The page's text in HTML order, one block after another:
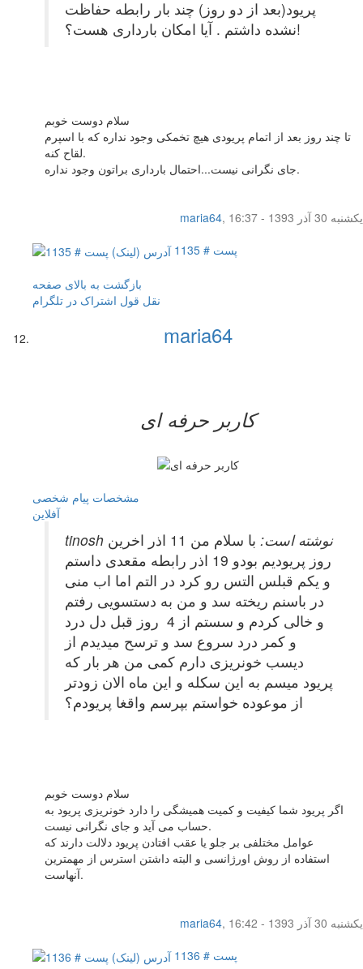
پریود(بعد از دو روز) چند بار رابطه حفاظت
نشده داشتم . آیا امکان بارداری هست؟!
سلام دوست خوبم
تا چند روز بعد از اتمام پریودی هیچ تخمکی وجود نداره که با اسپرم
لقاح کنه.
جای نگرانی نیست...احتمال بارداری براتون وجود نداره.
maria64,
یکشنبه 30 آذر 1393 - 16:37
پست # 1135
بازگشت به بالای صفحه
نقل قول اشتراک در تلگرام
maria64
کاربر حرفه ای
مشخصات پیام شخصی
آفلاين
tinosh نوشته است:
با سلام من 11 اذر اخرین
روز پریودیم بودو 19 اذر رابطه مقعدی داستم
و یکم قبلس التس رو کرد در التم اما اب منی
در باسنم ریخته سد و من به دستسویی رفتم
و خالی کردم و سستم از 4 روز قبل دل درد
و کمر درد سروع سد و ترسح میدیدم از
دیسب خونریزی دارم کمی من هر بار که
پریود میسم به این سکله و این ماه الان زودتر
از موعوده خواستم بپرسم واقغا پریودم؟
سلام دوست خوبم
اگر پریود شما کیفیت و کمیت همیشگی را دارد خونریزی پریود به
حساب می آید و جای نگرانی نیست.
عوامل مختلفی بر جلو یا عقب افتادن پریود دلالت دارند که
استفاده از روش اورژانسی و البته داشتن استرس از مهمترین
آنهاست.
maria64,
یکشنبه 30 آذر 1393 - 16:42
پست # 1136